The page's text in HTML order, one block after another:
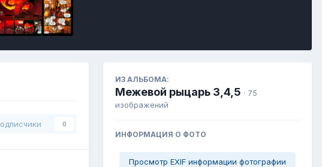
0
ИЗ АЛЬБОМА:
Межевой рыцарь 3,4,5 · 75
изображений
ИНФОРМАЦИЯ О ФОТО
Просмотр EXIF информации фотографии